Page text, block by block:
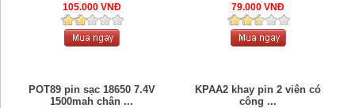
105.000 VNĐ 79.000 VNĐ
POT89 pin sạc 18650 7.4V
1500mah chân ...
KPAA2 khay pin 2 viên có
công ...